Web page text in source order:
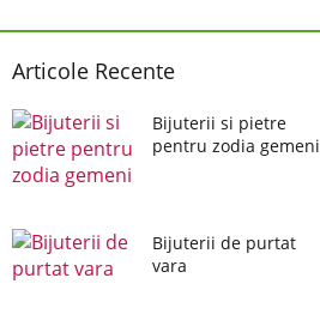
Articole Recente
Bijuterii si pietre
pentru zodia gemeni
Bijuterii de purtat
vara